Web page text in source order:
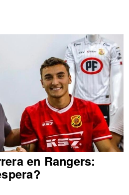
en Rangers: